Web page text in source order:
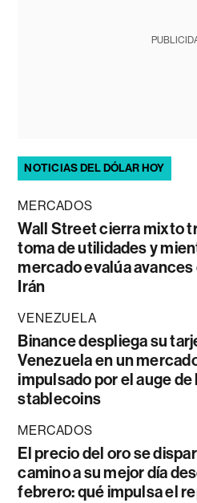
NOTICIAS DEL DÓLAR HOY
MERCADOS
Wall Street cierra mixto
toma de utilidades y
mercado evalúa avances
Irán
VENEZUELA
Binance despliega su
Venezuela en un
impulsado por el auge de
stablecoins
MERCADOS
El precio del oro se
camino a su mejor día
febrero: qué impulsa el